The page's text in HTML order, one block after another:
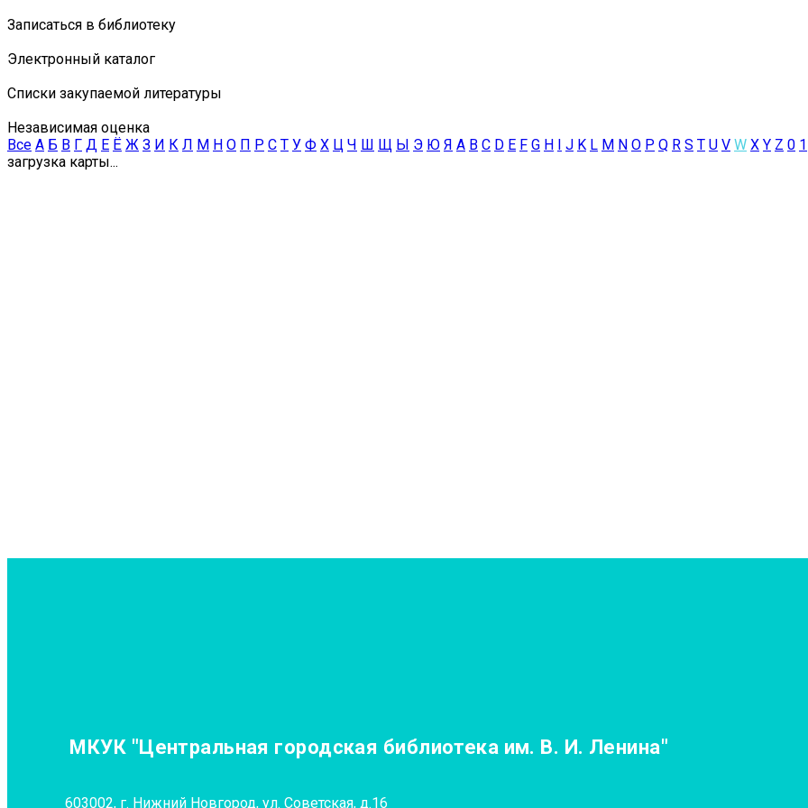
Записаться в библиотеку
Электронный каталог
Списки закупаемой литературы
Независимая оценка
Все А Б В Г Д Е Ё Ж З И К Л М Н О П Р С Т У Ф Х Ц Ч Ш Щ Ы Э Ю Я A B C D E F G H I J K L M N O P Q R S T U V W X Y Z 0 1
загрузка карты...
МКУК "Центральная городская библиотека им. В. И. Ленина"
603002, г. Нижний Новгород, ул. Советская, д.16